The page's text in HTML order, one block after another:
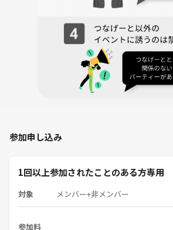
参加申し込み
1回以上参加されたことのある方専用
対象 メンバー+非メンバー
参加料